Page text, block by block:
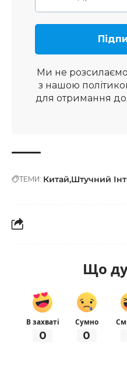
Ми не
з нашою
для отримання
ТЕМИ: Китай Штучний
Що
В захваті
0
Сумно
0